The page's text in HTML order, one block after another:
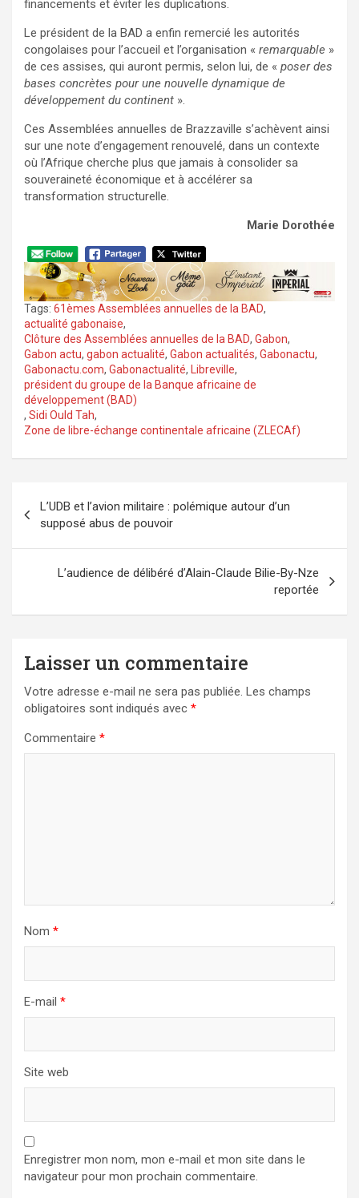
financements et éviter les duplications.
Le président de la BAD a enfin remercié les autorités
congolaises pour l’accueil et l’organisation « remarquable »
de ces assises, qui auront permis, selon lui, de « poser des
bases concrètes pour une nouvelle dynamique de
développement du continent ».
Ces Assemblées annuelles de Brazzaville s’achèvent ainsi
sur une note d’engagement renouvelé, dans un contexte
où l’Afrique cherche plus que jamais à consolider sa
souveraineté économique et à accélérer sa
transformation structurelle.
Marie Dorothée
Tags: 61èmes Assemblées annuelles de la BAD,
actualité gabonaise,
Clôture des Assemblées annuelles de la BAD, Gabon,
Gabon actu, gabon actualité, Gabon actualités, Gabonactu,
Gabonactu.com, Gabonactualité, Libreville,
président du groupe de la Banque africaine de
développement (BAD)
, Sidi Ould Tah,
Zone de libre-échange continentale africaine (ZLECAf)
de
l’article
L’UDB et l’avion militaire : polémique autour d’un
supposé abus de pouvoir
L’audience de délibéré d’Alain-Claude Bilie-By-Nze
reportée
Laisser un commentaire
Votre adresse e-mail ne sera pas publiée. Les champs
obligatoires sont indiqués avec *
Commentaire *
Nom *
E-mail *
Site web
Enregistrer mon nom, mon e-mail et mon site dans le
navigateur pour mon prochain commentaire.